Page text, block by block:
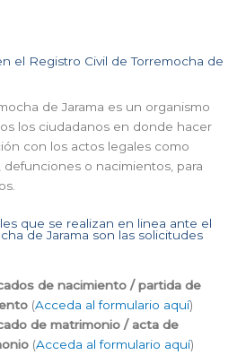
el Registro Civil de Torremocha de
de Jarama es un organismo
los ciudadanos en donde hacer
con los actos legales como
o nacimientos, para
que se realizan en linea ante el
de Jarama son las solicitudes
de nacimiento / partida de
(Acceda al formulario aquí)
de matrimonio / acta de
(Acceda al formulario aquí)